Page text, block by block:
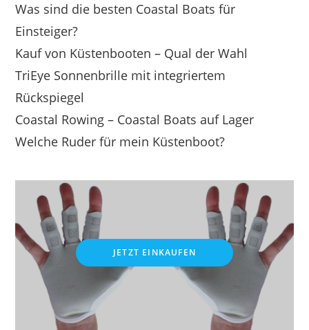
Was sind die besten Coastal Boats für
Einsteiger?
Kauf von Küstenbooten – Qual der Wahl
TriEye Sonnenbrille mit integriertem
Rückspiegel
Coastal Rowing – Coastal Boats auf Lager
Welche Ruder für mein Küstenboot?
JETZT EINKAUFEN